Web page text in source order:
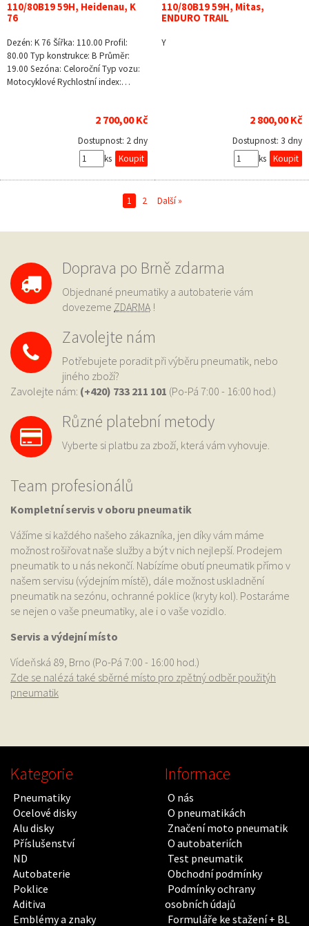
110/80B19 59H, Heidenau, K
76
Dezén: K 76 Šířka: 110.00 Profil:
80.00 Typ konstrukce: B Průměr:
19.00 Sezóna: Celoroční Typ vozu:
Motocyklové Rychlostní index:…
2 700,00 Kč
Dostupnost: 2 dny
ks
110/80B19 59H, Mitas,
ENDURO TRAIL
Y
2 800,00 Kč
Dostupnost: 3 dny
ks
1 2 Další »
Doprava po Brně zdarma
Objednané pneumatiky a autobaterie vám
dovezeme ZDARMA !
Zavolejte nám
Potřebujete poradit při výběru pneumatik, nebo
jiného zboží?
Zavolejte nám: (+420) 733 211 101 (Po-Pá 7:00 - 16:00 hod.)
Různé platební metody
Vyberte si platbu za zboží, která vám vyhovuje.
Team profesionálů
Kompletní servis v oboru pneumatik
Vážíme si každého našeho zákazníka, jen díky vám máme
možnost rošiřovat naše služby a být v nich nejlepší. Prodejem
pneumatik to u nás nekončí. Nabízíme obutí pneumatik přímo v
našem servisu (výdejním místě), dále možnost uskladnění
pneumatik na sezónu, ochranné poklice (kryty kol). Postaráme
se nejen o vaše pneumatiky, ale i o vaše vozidlo.
Servis a výdejní místo
Vídeňská 89, Brno (Po-Pá 7:00 - 16:00 hod.)
Zde se nalézá také sběrné místo pro zpětný odběr použitýh
pneumatik
Kategorie
Pneumatiky
Ocelové disky
Alu disky
Příslušenství
ND
Autobaterie
Poklice
Aditiva
Emblémy a znaky
Informace
O nás
O pneumatikách
Značení moto pneumatik
O autobateriích
Test pneumatik
Obchodní podmínky
Podmínky ochrany
osobních údajů
Formuláře ke stažení + BL